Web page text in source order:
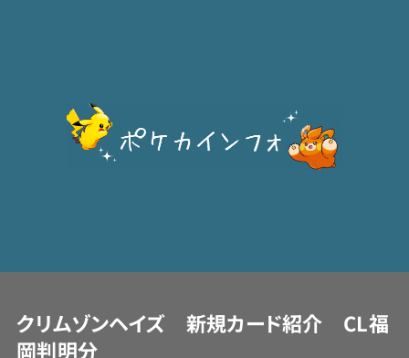
クリムゾンヘイズ 新規カード紹介 CL福
岡判明分